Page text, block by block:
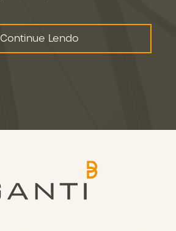
Continue Lendo